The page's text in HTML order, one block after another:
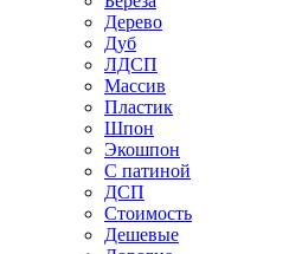
Дерево
Дуб
ЛДСП
Массив
Пластик
Шпон
Экошпон
С патиной
ДСП
Стоимость
Дешевые